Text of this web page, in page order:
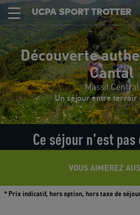
UCPA SPORT TROTTER
Découverte
Cantal
Massif Central
Un séjour entre terroir
Ce séjour n'est
VOUS AIMEREZ
* Prix indicatif, hors option, hors taxe de